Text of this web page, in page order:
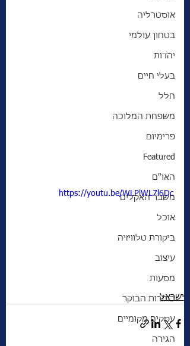
אוסטרליה
בטחון עולמי
יהדות
בעלי חיים
חלל
משפחת המלוכה
פרימיום
Featured
האו"ם
משבר האקלים
אוכל
ביקורת טלוויזיה
עיצוב
מסעות
כותרות הבוקר
עסקים מקומיים
הגירה
https://youtu.be/WLPlWL7l6Dc
ישראל